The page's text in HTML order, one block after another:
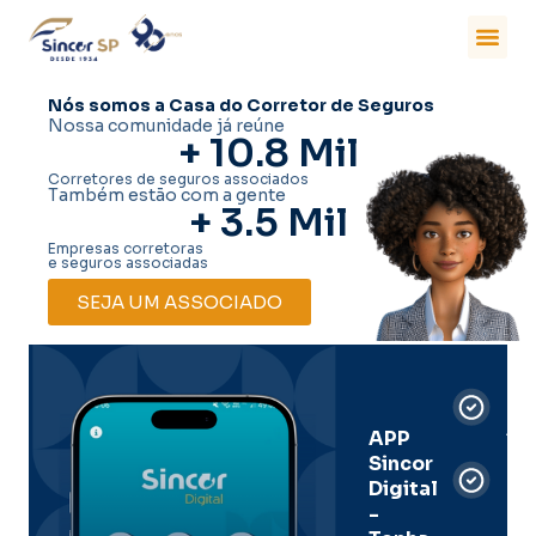
Nós somos a Casa do Corretor de Seguros
Nossa comunidade já reúne
+ 10.8 Mil
Corretores de seguros associados
Também estão com a gente
+ 3.5 Mil
Empresas corretoras
e seguros associadas
SEJA UM ASSOCIADO
APP
Sincor
Digital
-